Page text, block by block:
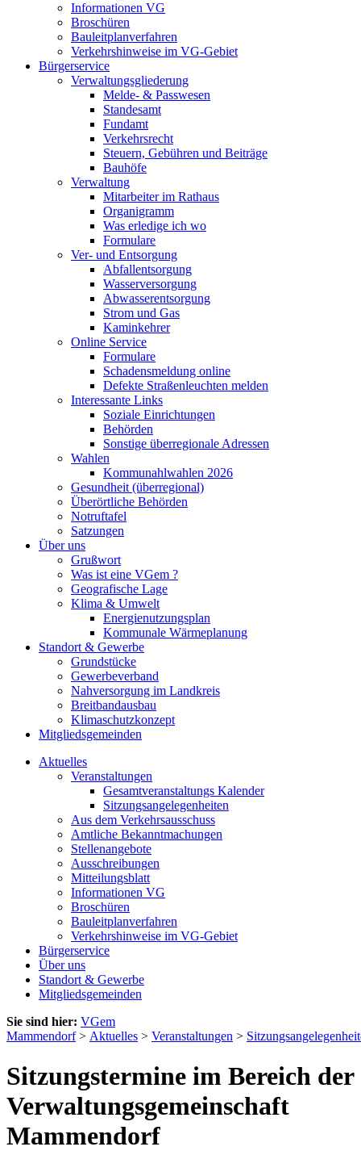
Informationen VG
Broschüren
Bauleitplanverfahren
Verkehrshinweise im VG-Gebiet
Bürgerservice
Verwaltungsgliederung
Melde- & Passwesen
Standesamt
Fundamt
Verkehrsrecht
Steuern, Gebühren und Beiträge
Bauhöfe
Verwaltung
Mitarbeiter im Rathaus
Organigramm
Was erledige ich wo
Formulare
Ver- und Entsorgung
Abfallentsorgung
Wasserversorgung
Abwasserentsorgung
Strom und Gas
Kaminkehrer
Online Service
Formulare
Schadensmeldung online
Defekte Straßenleuchten melden
Interessante Links
Soziale Einrichtungen
Behörden
Sonstige überregionale Adressen
Wahlen
Kommunahlwahlen 2026
Gesundheit (überregional)
Überörtliche Behörden
Notruftafel
Satzungen
Über uns
Grußwort
Was ist eine VGem ?
Geografische Lage
Klima & Umwelt
Energienutzungsplan
Kommunale Wärmeplanung
Standort & Gewerbe
Grundstücke
Gewerbeverband
Nahversorgung im Landkreis
Breitbandausbau
Klimaschutzkonzept
Mitgliedsgemeinden
Aktuelles
Veranstaltungen
Gesamtveranstaltungs Kalender
Sitzungsangelegenheiten
Aus dem Verkehrsausschuss
Amtliche Bekanntmachungen
Stellenangebote
Ausschreibungen
Mitteilungsblatt
Informationen VG
Broschüren
Bauleitplanverfahren
Verkehrshinweise im VG-Gebiet
Bürgerservice
Über uns
Standort & Gewerbe
Mitgliedsgemeinden
Sie sind hier: VGem
Mammendorf> Aktuelles > Veranstaltungen >
Sitzungstermine im Bereich der
Verwaltungsgemeinschaft
Mammendorf